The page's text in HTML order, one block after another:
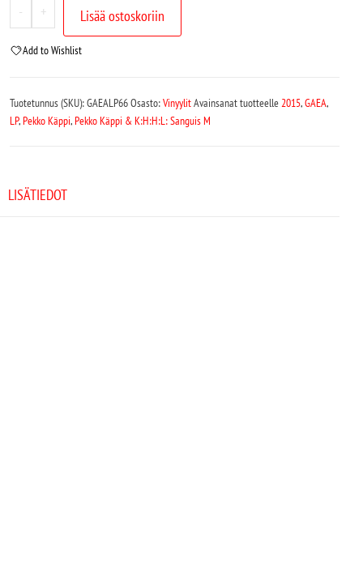
- + Lisää ostoskoriin
Add to Wishlist
Tuotetunnus (SKU):GAEALP66Osasto:VinyylitAvainsanat tuotteelle2015,GAEA,
LP,Pekko Käppi,Pekko Käppi & K:H:H:L: Sanguis M
LISÄTIEDOT